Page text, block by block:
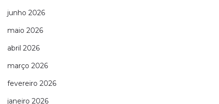
junho 2026
maio 2026
abril 2026
março 2026
fevereiro 2026
janeiro 2026